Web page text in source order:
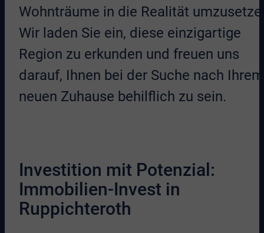
Wohnträume in die Realität
Wir laden Sie ein, diese einzigartige
Region zu erkunden und freuen uns
darauf, Ihnen bei der Suche nach Ihrem
neuen Zuhause behilflich zu sein.
Investition mit Potenzial:
Immobilien-Invest in
Ruppichteroth